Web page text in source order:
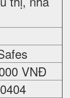
VNĐ